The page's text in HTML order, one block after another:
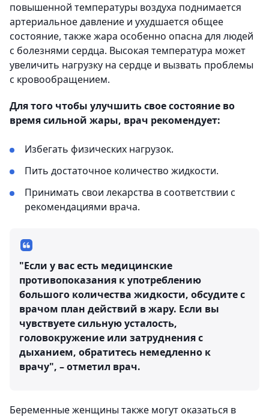
повышенной температуры воздуха поднимается
артериальное давление и ухудшается общее
состояние, также жара особенно опасна для людей
с болезнями сердца. Высокая температура может
увеличить нагрузку на сердце и вызвать проблемы
с кровообращением.
Для того чтобы улучшить свое состояние во
время сильной жары, врач рекомендует:
Избегать физических нагрузок.
Пить достаточное количество жидкости.
Принимать свои лекарства в соответствии с
рекомендациями врача.
"Если у вас есть медицинские
противопоказания к употреблению
большого количества жидкости, обсудите с
врачом план действий в жару. Если вы
чувствуете сильную усталость,
головокружение или затруднения с
дыханием, обратитесь немедленно к
врачу", – отметил врач.
Беременные женщины также могут оказаться в